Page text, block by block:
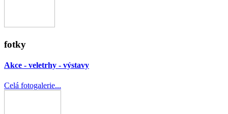
fotky
Akce - veletrhy - výstavy
Celá fotogalerie...